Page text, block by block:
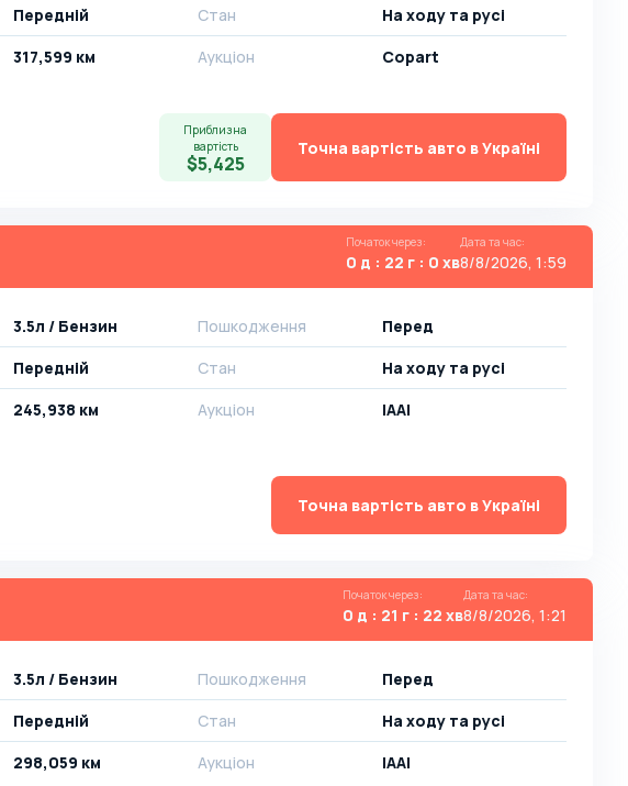
Передній
317,599 км
Стан
На ​​ходу та русі
Аукціон
Copart
Приблизна
вартість
$5,425
Точна вартість авто в Україні
Початок через:
0 д : 22 г : 0 хв
Дата та час:
8/8/2026, 1:59
3.5л / Бензин
Передній
245,938 км
Пошкодження
Перед
Стан
На ​​ходу та русі
Аукціон
IAAI
Точна вартість авто в Україні
Початок через:
0 д : 21 г : 22 хв
Дата та час:
8/8/2026, 1:21
3.5л / Бензин
Передній
298,059 км
Пошкодження
Перед
Стан
На ​​ходу та русі
Аукціон
IAAI